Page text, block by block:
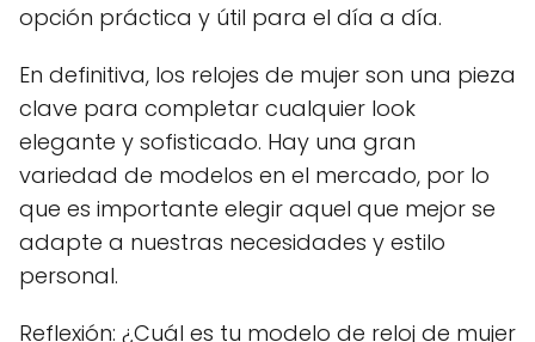
opción práctica y útil para el día a día.
En definitiva, los relojes de mujer son una pieza
clave para completar cualquier look
elegante y sofisticado. Hay una gran
variedad de modelos en el mercado, por lo
que es importante elegir aquel que mejor se
adapte a nuestras necesidades y estilo
personal.
Reflexión: ¿Cuál es tu modelo de reloj de mujer